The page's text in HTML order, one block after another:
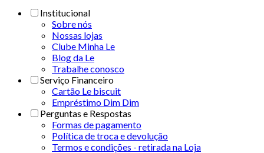
Institucional
Sobre nós
Nossas lojas
Clube Minha Le
Blog da Le
Trabalhe conosco
Serviço Financeiro
Cartão Le biscuit
Empréstimo Dim Dim
Perguntas e Respostas
Formas de pagamento
Política de troca e devolução
Termos e condições - retirada na Loja